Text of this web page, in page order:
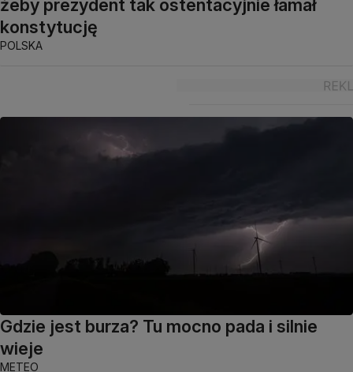
żeby prezydent tak ostentacyjnie łamał
konstytucję
POLSKA
Gdzie jest burza? Tu mocno pada i silnie
wieje
METEO